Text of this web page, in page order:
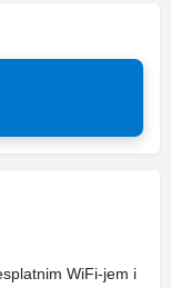
WiFi-jem i